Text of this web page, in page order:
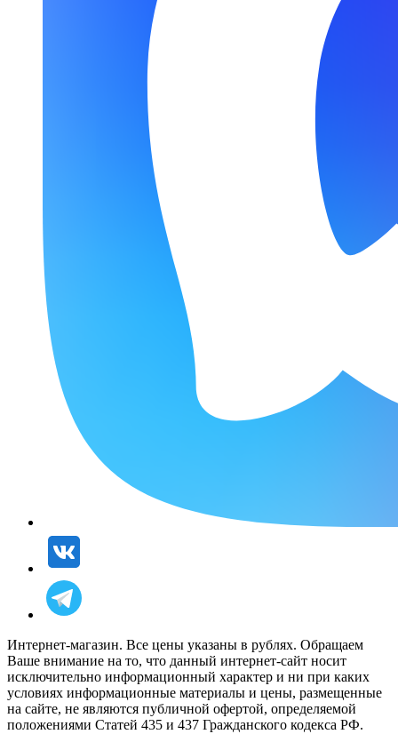
Интернет-магазин. Все цены указаны в рублях. Обращаем
Ваше внимание на то, что данный интернет-сайт носит
исключительно информационный характер и ни при каких
условиях информационные материалы и цены, размещенные
на сайте, не являются публичной офертой, определяемой
положениями Статей 435 и 437 Гражданского кодекса РФ.